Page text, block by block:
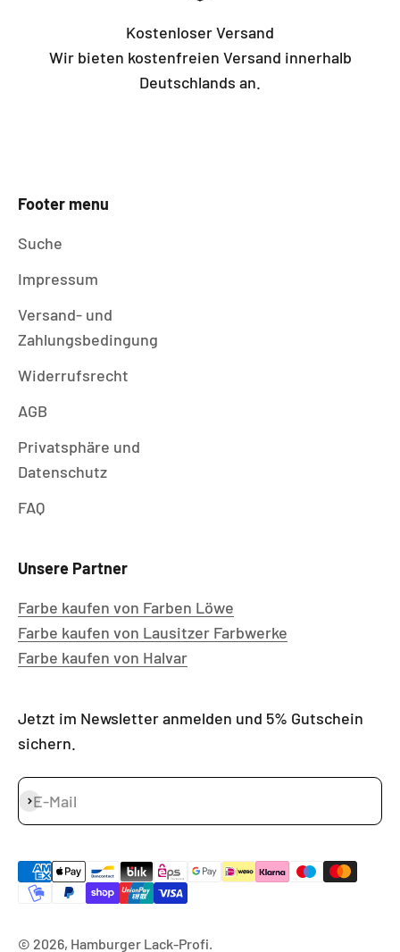
Kostenloser Versand
Wir bieten kostenfreien Versand innerhalb
Deutschlands an.
Footer menu
Suche
Impressum
Versand- und
Zahlungsbedingung
Widerrufsrecht
AGB
Privatsphäre und
Datenschutz
FAQ
Unsere Partner
Farbe kaufen von Farben Löwe
Farbe kaufen von Lausitzer Farbwerke
Farbe kaufen von Halvar
Jetzt im Newsletter anmelden und 5% Gutschein
sichern.
E-Mail
Abonnieren
© 2026, Hamburger Lack-Profi.